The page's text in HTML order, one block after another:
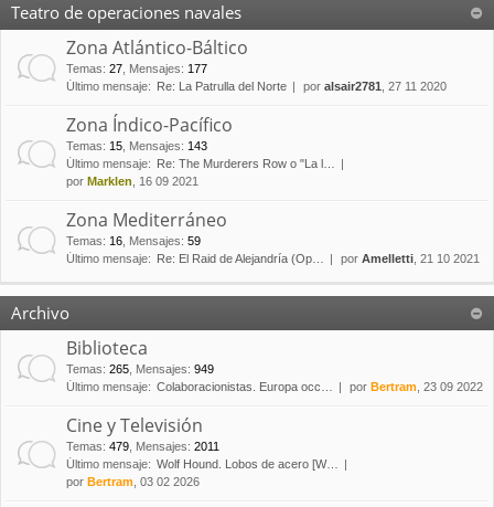
Teatro de operaciones navales
Zona Atlántico-Báltico
Temas: 27 Mensajes: 177
Último mensaje:
Re: La Patrulla del Norte por alsair2781 , 27 11 2020
Zona Índico-Pacífico
Temas: 15 Mensajes: 143
Último mensaje:
Re: The Murderers Row o "La l…
por Marklen , 16 09 2021
Zona Mediterráneo
Temas: 16 Mensajes: 59
Último mensaje:
Re: El Raid de Alejandría (Op… por Amelletti , 21 10 2021
Archivo
Biblioteca
Temas: 265 Mensajes: 949
Último mensaje: Colaboracionistas. Europa occ… por Bertram , 23 09 2022
Cine y Televisión
Temas: 479 Mensajes: 2011
Último mensaje: Wolf Hound. Lobos de acero [W…
por Bertram , 03 02 2026